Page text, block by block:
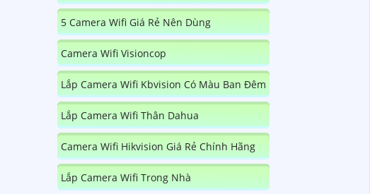
5 Camera Wifi Giá Rẻ Nên Dùng
Camera Wifi Visioncop
Lắp Camera Wifi Kbvision Có Màu Ban Đêm
Lắp Camera Wifi Thân Dahua
Camera Wifi Hikvision Giá Rẻ Chính Hãng
Lắp Camera Wifi Trong Nhà